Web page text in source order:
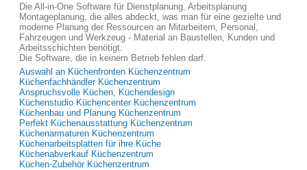
Die All-in-One Software für Dienstplanung, Arbeitsplanung
Montageplanung, die alles abdeckt, was man für eine gezielte und
moderne Planung der Ressourcen an Mitarbeitern, Personal,
Fahrzeugen und Werkzeug - Material an Baustellen, Kunden und
Arbeitsschichten benötigt.
Die Software, die in keinem Betrieb fehlen darf.
Auswahl an Küchenfronten Küchenzentrum
Küchenfachhändler Küchenzentrum
Anspruchsvolle Küchen, Küchendesign
Küchenstudio Küchencenter Küchenzentrum
Küchenbau und Planung Küchenzentrum
Perfekt Küchenausstattung Küchenzentrum
Küchenarmaturen Küchenzentrum
Küchenarbeitsplatten für ihre Küche
Küchenabverkauf Küchenzentrum
Küchen-Zubehör Küchenzentrum